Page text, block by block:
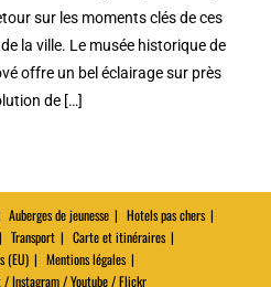
sur les moments clés de ces
la ville. Le musée historique de
offre un bel éclairage sur près
de […]
Auberges de jeunesse
Hotels pas chers
Transport
Carte et itinéraires
(EU)
Mentions légales
/ Instagram / Youtube / Flickr